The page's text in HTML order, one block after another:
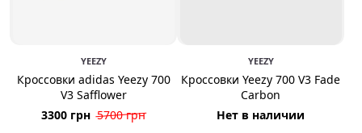
YEEZY
Кроссовки adidas Yeezy 700
V3 Safflower
3300 грн 5700 грн
YEEZY
Кроссовки Yeezy 700 V3 Fade
Carbon
Нет в наличии